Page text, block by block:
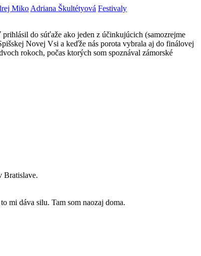
Miko Adriana Škultétyová Festivaly
do súťaže ako jeden z účinkujúcich (samozrejme
Novej Vsi a keďže nás porota vybrala aj do finálovej
rokoch, počas ktorých som spoznával zámorské
Bratislave.
mi dáva silu. Tam som naozaj doma.